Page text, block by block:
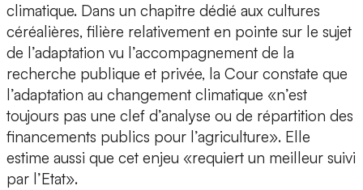
climatique. Dans un chapitre dédié aux cultures
céréalières, filière relativement en pointe sur le sujet
de l’adaptation vu l’accompagnement de la
recherche publique et privée, la Cour constate que
l’adaptation au changement climatique «n’est
toujours pas une clef d’analyse ou de répartition des
financements publics pour l’agriculture». Elle
estime aussi que cet enjeu «requiert un meilleur suivi
par l’Etat».